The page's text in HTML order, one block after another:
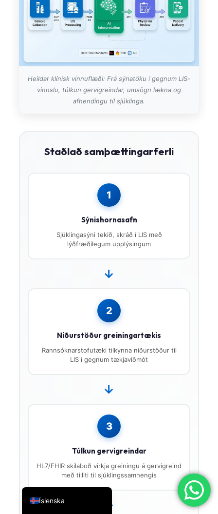
Heildar klínísk vinnuflæði: Frá sýnatöku í gegnum LIS-
vinnslu, túlkun gervigreindar, umsögn lækna og
afhendingu til sjúklinga.
Staðlað samþættingarferli
1
Sýnishornasafn
Sjúklingasýni tekið, skráð í LIS með
lýðfræðilegum upplýsingum
→
2
Niðurstöður greiningartækis
Rannsóknarstofutæki tilkynna niðurstöður til
LIS í gegnum tækjaviðmót
→
3
Túlkun gervigreindar
HL7/FHIR skilaboð virkja greiningu á gervigreind
með tilliti til sjúklingssamhengis
→
Íslenska
Deutsch
Türkçe
Nederlands
Bosanski
Čeština
ქართული
Lietuvių kalba
Polski